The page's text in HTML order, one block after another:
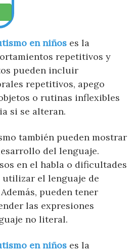
en niños es la
repetitivos y
pueden incluir
repetitivos, apego
o rutinas inflexibles
si se alteran.
también pueden mostrar
del lenguaje.
en el habla o dificultades
el lenguaje de
pueden tener
las expresiones
no literal.
en niños es la